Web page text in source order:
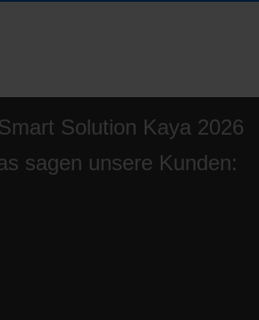
Solution Kaya 2026
sagen unsere Kunden: